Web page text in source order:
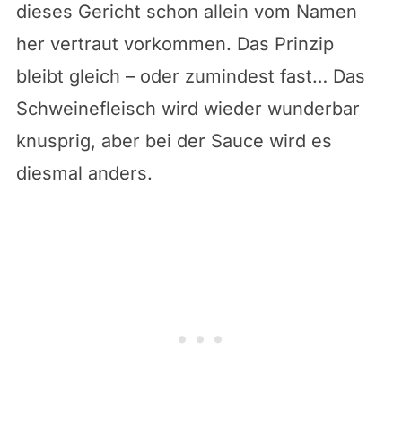
dieses Gericht schon allein vom Namen
her vertraut vorkommen. Das Prinzip
bleibt gleich – oder zumindest fast… Das
Schweinefleisch wird wieder wunderbar
knusprig, aber bei der Sauce wird es
diesmal anders.